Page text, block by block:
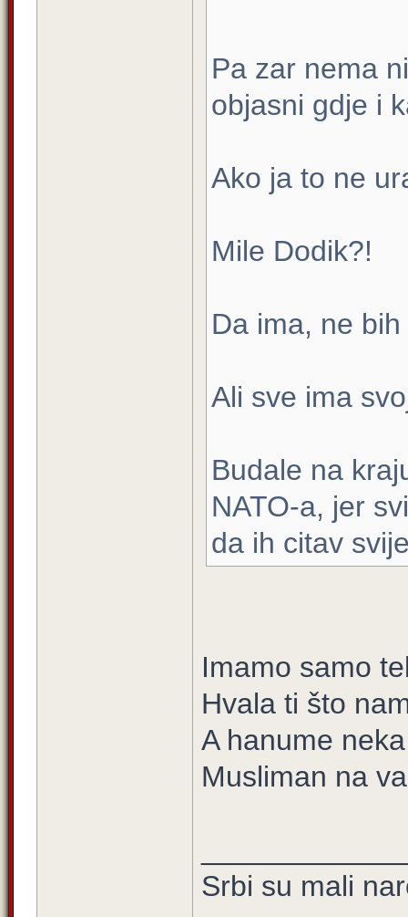
Pa zar nema
objasni gdje i
Ako ja to ne
Mile Dodik?!
Da ima, ne
Ali sve ima
Budale na
NATO-a, jer
da ih citav
Imamo samo
Hvala ti što
A hanume
Musliman na
Srbi su mali